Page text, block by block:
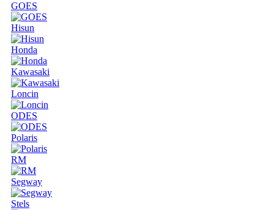
GOES
Hisun
Honda
Kawasaki
Loncin
ODES
Polaris
RM
Segway
Stels